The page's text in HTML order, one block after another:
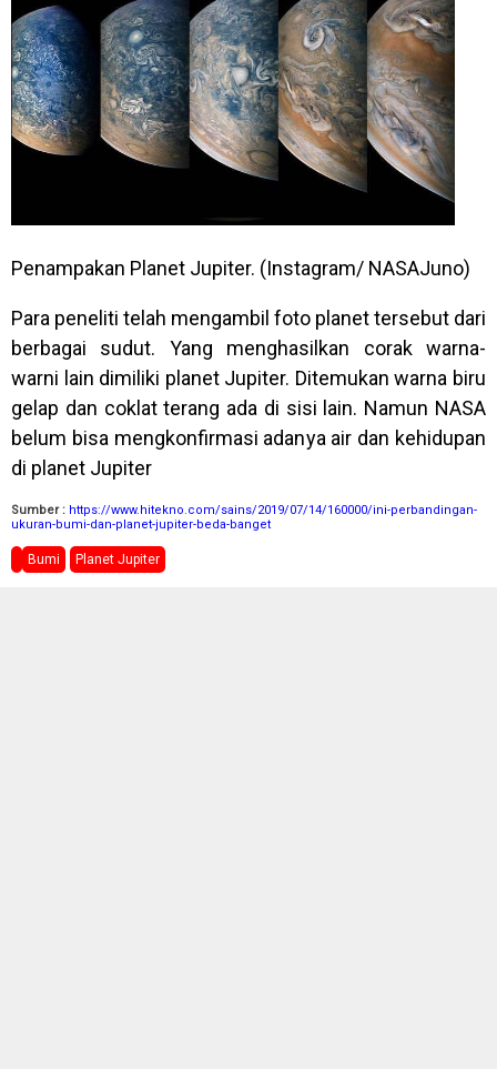
Penampakan Planet Jupiter. (Instagram/ NASAJuno)
Para peneliti telah mengambil foto planet tersebut dari
berbagai sudut. Yang menghasilkan corak warna-
warni lain dimiliki planet Jupiter. Ditemukan warna biru
gelap dan coklat terang ada di sisi lain. Namun NASA
belum bisa mengkonfirmasi adanya air dan kehidupan
di planet Jupiter
Sumber : https://www.hitekno.com/sains/2019/07/14/160000/ini-perbandingan-
ukuran-bumi-dan-planet-jupiter-beda-banget
Bumi Planet Jupiter